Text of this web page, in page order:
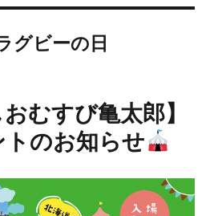
グビーの日
おむすび亀太郎】
のお知らせ